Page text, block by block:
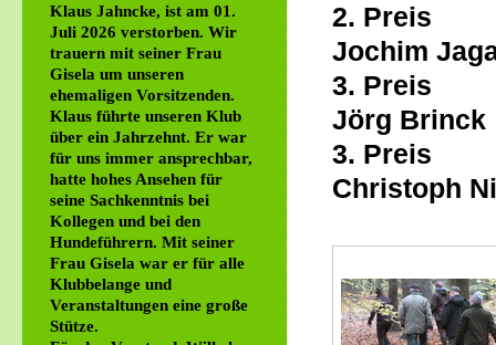
2.
Jochim
3.
Jörg Brinck
3.
Christoph
Klaus Jahncke, ist am 01.
Juli 2026 verstorben. Wir
trauern mit seiner Frau
Gisela um unseren
ehemaligen Vorsitzenden.
Klaus führte unseren Klub
über ein Jahrzehnt. Er war
für uns immer ansprechbar,
hatte hohes Ansehen für
seine Sachkenntnis bei
Kollegen und bei den
Hundeführern. Mit seiner
Frau Gisela war er für alle
Klubbelange und
Veranstaltungen eine große
Stütze.